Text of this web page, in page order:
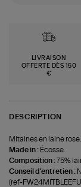
LIVRAISON
OFFERTE DÈS 150
€
DESCRIPTION
Mitaines en laine
Made in : Écosse.
Composition :75%
Conseil d'entretien :
(ref-